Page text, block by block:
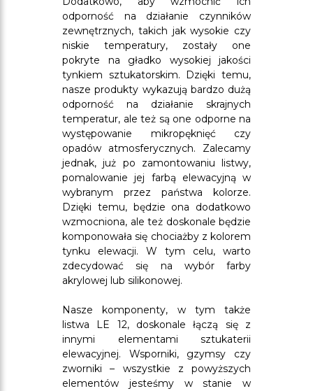
odporność na działanie czynników
zewnętrznych, takich jak wysokie czy
niskie temperatury, zostały one
pokryte na gładko wysokiej jakości
tynkiem sztukatorskim. Dzięki temu,
nasze produkty wykazują bardzo dużą
odporność na działanie skrajnych
temperatur, ale też są one odporne na
występowanie mikropęknięć czy
opadów atmosferycznych. Zalecamy
jednak, już po zamontowaniu listwy,
pomalowanie jej farbą elewacyjną w
wybranym przez państwa kolorze.
Dzięki temu, będzie ona dodatkowo
wzmocniona, ale też doskonale będzie
komponowała się chociażby z kolorem
tynku elewacji. W tym celu, warto
zdecydować się na wybór farby
akrylowej lub silikonowej.
Nasze komponenty, w tym także
listwa LE 12, doskonale łączą się z
innymi elementami sztukaterii
elewacyjnej. Wsporniki, gzymsy czy
zworniki – wszystkie z powyższych
elementów jesteśmy w stanie w